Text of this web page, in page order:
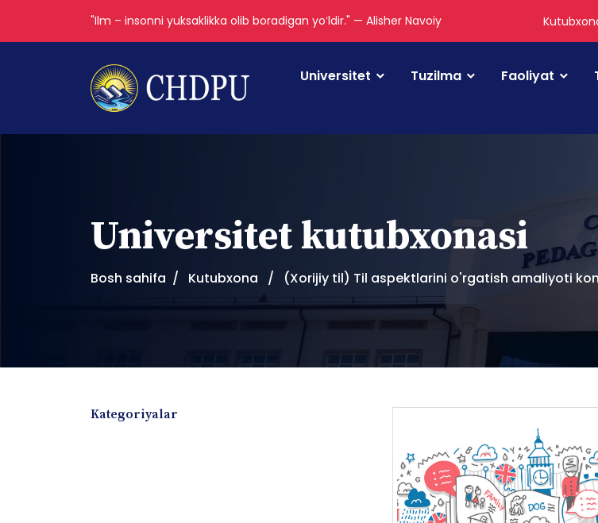
"Ilm – insonni yuksaklikka olib boradigan yoʻldir." — Alisher Navoiy
Universitet Tuzilma Faoliyat
Universitet kutubxonasi
Bosh sahifa Kutubxona (Xorijiy til) Til aspektlarini o'rgatish amaliyoti
Kategoriyalar